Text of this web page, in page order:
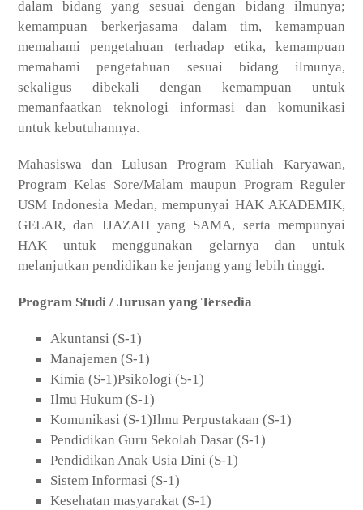
dalam bidang yang sesuai dengan bidang ilmunya;
kemampuan berkerjasama dalam tim, kemampuan
memahami pengetahuan terhadap etika, kemampuan
memahami pengetahuan sesuai bidang ilmunya,
sekaligus dibekali dengan kemampuan untuk
memanfaatkan teknologi informasi dan komunikasi
untuk kebutuhannya.
Mahasiswa dan Lulusan Program Kuliah Karyawan,
Program Kelas Sore/Malam maupun Program Reguler
USM Indonesia Medan, mempunyai HAK AKADEMIK,
GELAR, dan IJAZAH yang SAMA, serta mempunyai
HAK untuk menggunakan gelarnya dan untuk
melanjutkan pendidikan ke jenjang yang lebih tinggi.
Program Studi / Jurusan yang Tersedia
Akuntansi (S-1)
Manajemen (S-1)
Kimia (S-1)Psikologi (S-1)
Ilmu Hukum (S-1)
Komunikasi (S-1)Ilmu Perpustakaan (S-1)
Pendidikan Guru Sekolah Dasar (S-1)
Pendidikan Anak Usia Dini (S-1)
Sistem Informasi (S-1)
Kesehatan masyarakat (S-1)